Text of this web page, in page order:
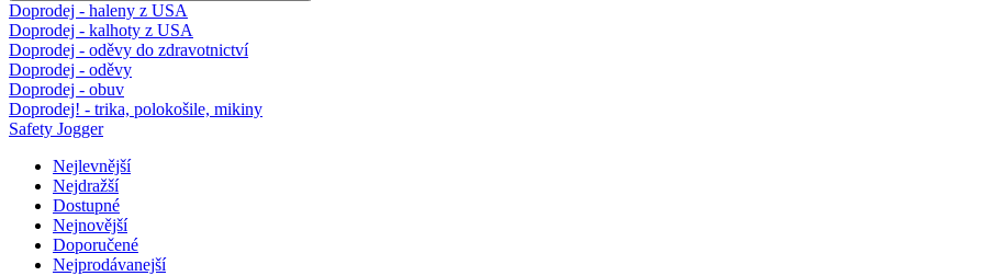
Doprodej - haleny z USA
Doprodej - kalhoty z USA
Doprodej - oděvy do zdravotnictví
Doprodej - oděvy
Doprodej - obuv
Doprodej! - trika, polokošile, mikiny
Safety Jogger
Nejlevnější
Nejdražší
Dostupné
Nejnovější
Doporučené
Nejprodávanejší